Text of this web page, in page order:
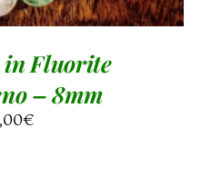
Fluorite
– 8mm
€